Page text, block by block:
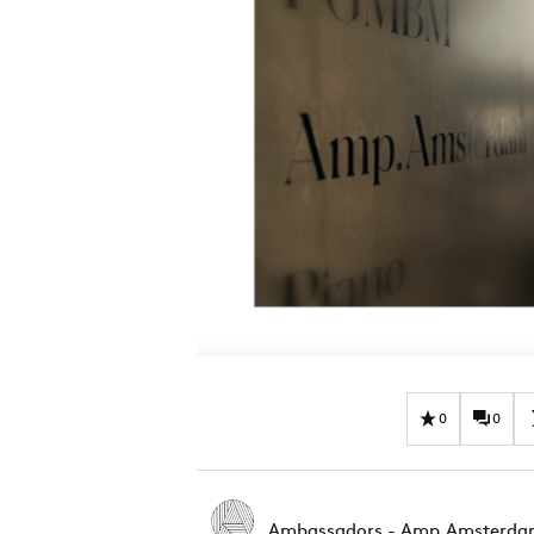
0 0
Ambassadors -